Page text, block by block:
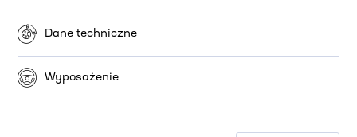
Dane techniczne
Wyposażenie